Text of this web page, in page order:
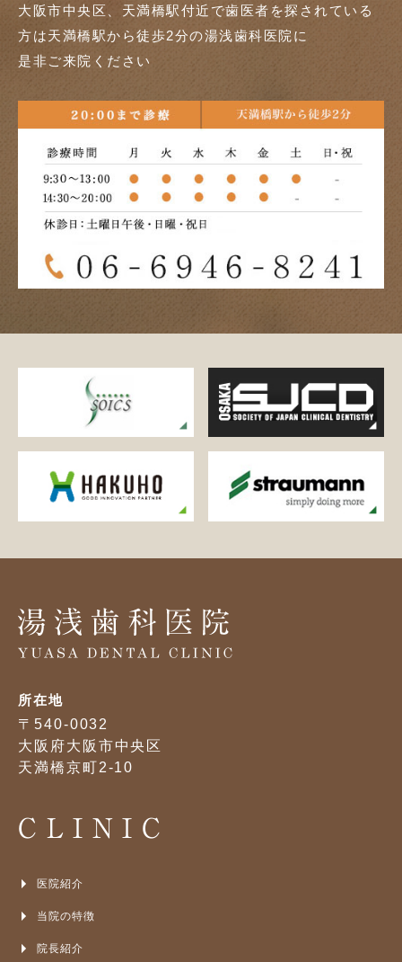
大阪市中央区、天満橋駅付近で歯医者を探されている
方は天満橋駅から徒歩2分の湯浅歯科医院に
是非ご来院ください
所在地
〒540-0032
大阪府大阪市中央区
天満橋京町2-10
CLINIC
医院紹介
当院の特徴
院長紹介